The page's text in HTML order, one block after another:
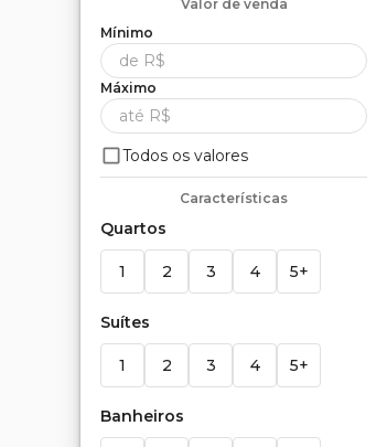
Valor de venda
Mínimo
Máximo
Todos os valores
Características
Quartos
1 2 3 4 5+
Suítes
1 2 3 4 5+
Banheiros